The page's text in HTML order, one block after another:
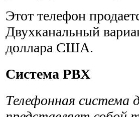
Этот телефон
Двухканальный
доллара США.
Система РВХ
Телефонная система